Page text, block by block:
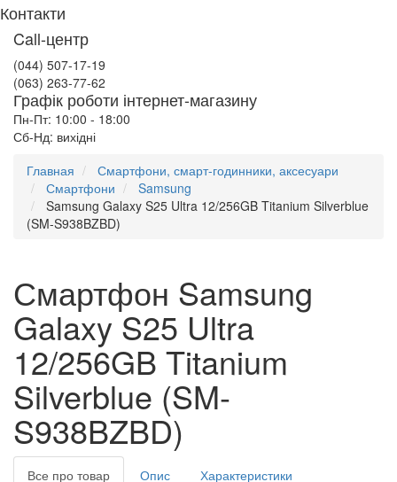
Контакти
Call-центр
(044) 507-17-19
(063) 263-77-62
Графік роботи інтернет-магазину
Пн-Пт: 10:00 - 18:00
Сб-Нд: вихідні
Главная
Смартфони, смарт-годинники, аксесуари
Смартфони
Samsung
Samsung Galaxy S25 Ultra 12/256GB Titanium Silverblue
(SM-S938BZBD)
Смартфон Samsung
Galaxy S25 Ultra
12/256GB Titanium
Silverblue (SM-
S938BZBD)
Все про товар Опис Характеристики